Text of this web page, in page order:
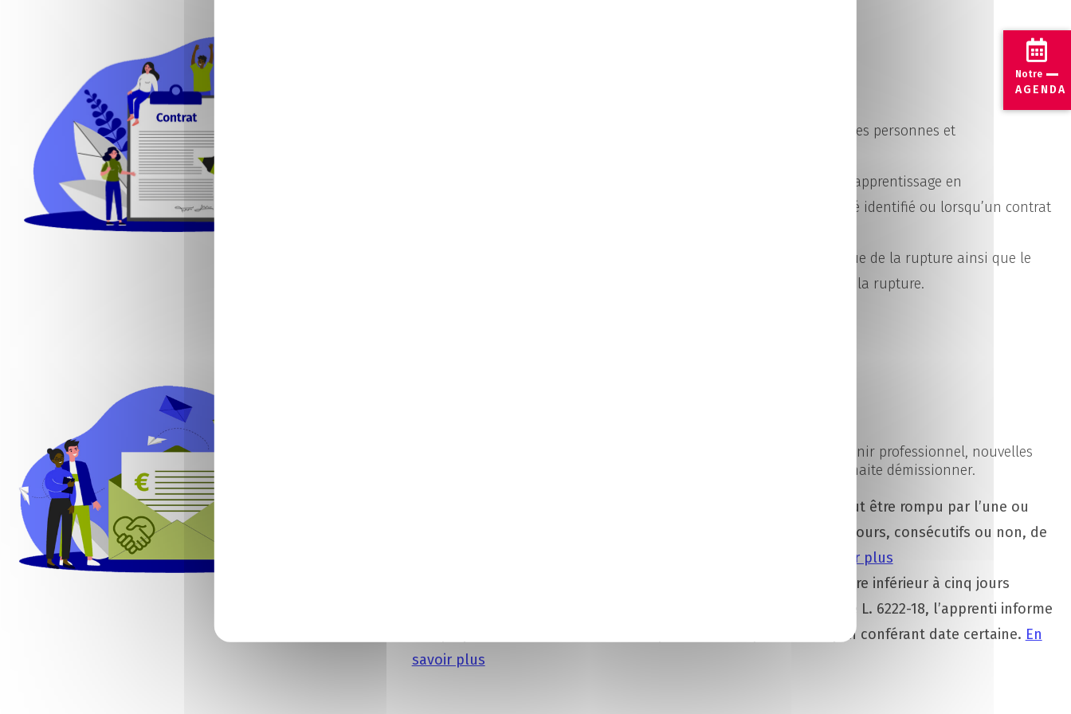
Notre
AGENDA
La médiation est exercée en vue du rétablissement du dialogue entre les personnes et
L’enjeu réside dans la réduction du nombre de ruptures de contrats d’apprentissage en
accompagnant le jeune, l’entreprise et le CFA lorsqu’un problème a été identifié ou lorsqu’un contrat
Autres résultats attendus, le maintien des jeunes en formation à l’issue de la rupture ainsi que le
maintien de l’intérêt de l’apprentissage pour l’entreprise ayant connu la rupture.
Avec la loi 2018-771 du 5 septembre 2018 pour la liberté de choisir son avenir professionnel, nouvelles
dispositions en vigueur depuis le 1er janvier 2019, lorsque l’apprenti souhaite démissionner.
Article L6222-18 du Code du Travail : Le contrat d’apprentissage peut être rompu par l’une ou
l’autre des parties jusqu’à l’échéance des quarante-cinq premiers jours, consécutifs ou non, de
En savoir plus
Article D6222-21-1 du Code du Travail : Dans un délai qui ne peut être inférieur à cinq jours
calendaires à compter de la saisine du médiateur prévue à l’article L. 6222-18, l’apprenti informe
l’employeur de son intention de rompre le contrat par tout moyen conférant date certaine. En
savoir plus